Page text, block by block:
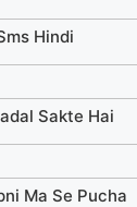
Hindi
Sakte Hai
Ma Se Pucha